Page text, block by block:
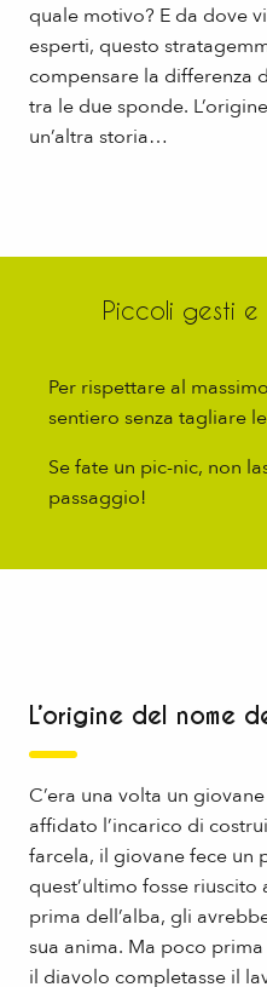
quale motivo? E da dove
esperti, questo
compensare la differenza
tra le due sponde.
un’altra storia…
Piccoli gesti
Per rispettare al
sentiero senza tagliare
Se fate un pic-nic, non
passaggio!
L’origine del nome
C’era una volta un
affidato l’incarico di
farcela, il giovane fece un
quest’ultimo fosse
prima dell’alba, gli
sua anima. Ma poco
il diavolo completasse il